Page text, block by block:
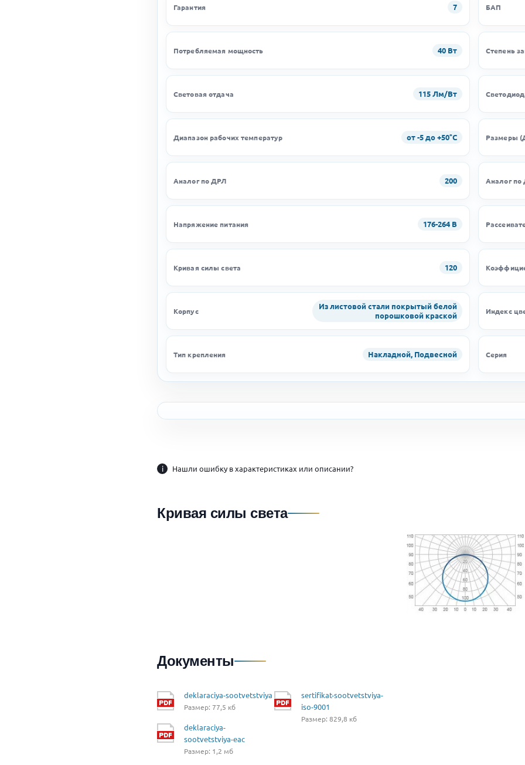
Гарантия 7 БАП
Потребляемая мощность 40 Вт Степень
Световая отдача 115 Лм/Вт
Диапазон рабочих температур от -5 до +50°C Размеры
Аналог по ДРЛ 200 Аналог
Напряжение питания 176-264 В
Кривая силы света 120
Корпус
Из листовой стали покрытый белой
порошковой краской
Индекс
Тип крепления Накладной, Подвесной Серия
i Нашли ошибку в характеристиках или описании?
Кривая силы света
Документы
deklaraciya-sootvetstviya
Размер: 77,5 кб
deklaraciya-
sootvetstviya-eac
Размер: 1,2 мб
sertifikat-sootvetstviya-
iso-9001
Размер: 829,8 кб